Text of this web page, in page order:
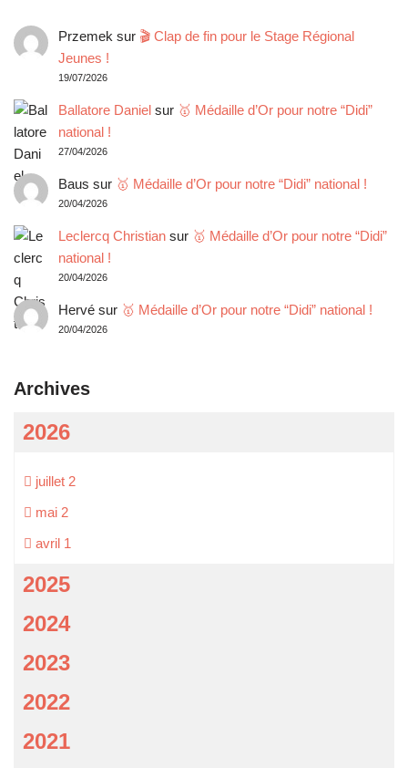
Przemek sur 🎬 Clap de fin pour le Stage Régional
Jeunes !
19/07/2026
Ballatore Danielsur 🥇 Médaille d’Or pour notre “Didi”
national !
27/04/2026
Baus sur 🥇 Médaille d’Or pour notre “Didi” national !
20/04/2026
Leclercq Christiansur 🥇 Médaille d’Or pour notre “Didi”
national !
20/04/2026
Hervésur 🥇 Médaille d’Or pour notre “Didi” national !
20/04/2026
Archives
2026
juillet 2
mai 2
avril 1
2025
2024
2023
2022
2021